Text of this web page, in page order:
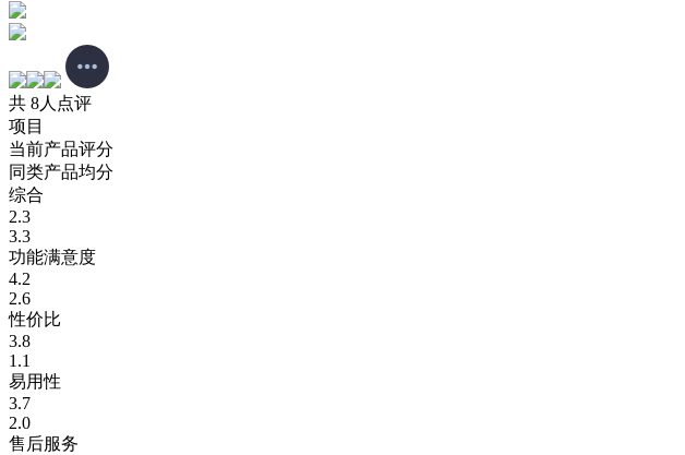
共 8人点评
项目
当前产品评分
同类产品均分
综合
2.3
3.3
功能满意度
4.2
2.6
性价比
3.8
1.1
易用性
3.7
2.0
售后服务